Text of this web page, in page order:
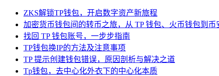
ZKS解锁TP钱包，开启数字资产新旅程
加密货币钱包间的转币之旅，从 TP 钱包、火币钱包到币
找回 TP 钱包账号，一步步指南
TP钱包换IP的方法及注意事项
TP 提示创建钱包错误，原因剖析与解决之道
Tp钱包，去中心化外衣下的中心化本质